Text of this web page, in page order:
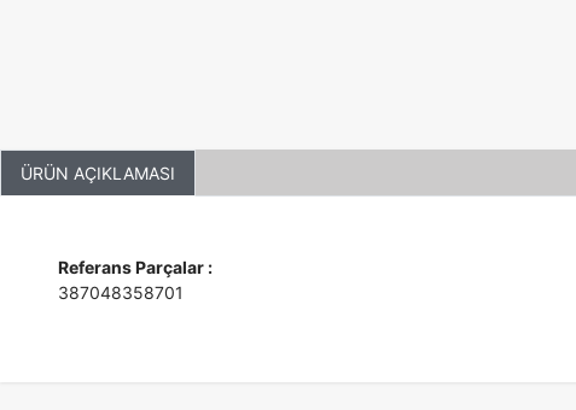
ÜRÜN AÇIKLAMASI
Referans Parçalar :
387048358701